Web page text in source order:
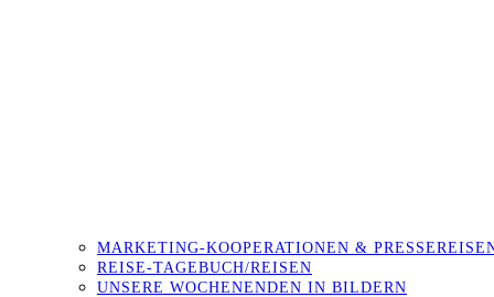
MARKETING-KOOPERATIONEN &
REISE-TAGEBUCH/REISEN
UNSERE WOCHENENDEN IN BILDERN